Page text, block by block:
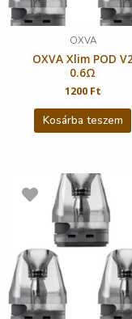
OXVA
OXVA Xlim POD
0.6Ω
1200 Ft
Kosárba teszem